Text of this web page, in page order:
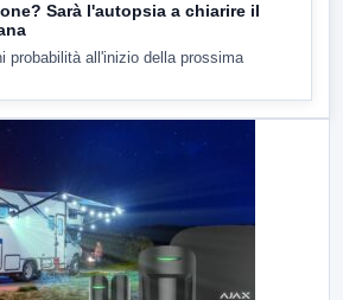
Sarà l'autopsia a chiarire il
probabilità all'inizio della prossima